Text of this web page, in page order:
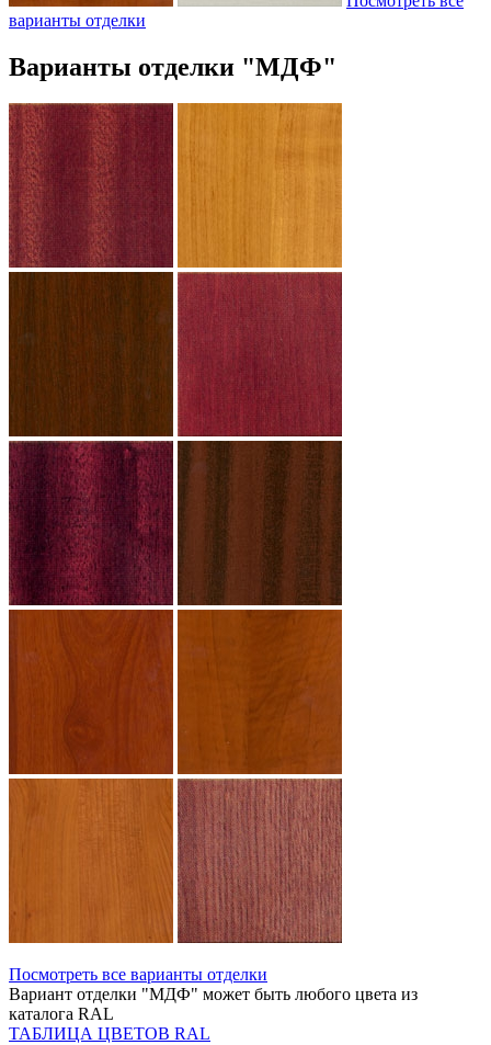
варианты отделки
Варианты отделки "МДФ"
Посмотреть все варианты отделки
Вариант отделки "МДФ" может быть любого цвета из
каталога RAL
ТАБЛИЦА ЦВЕТОВ RAL